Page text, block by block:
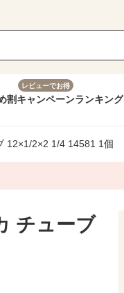
割
レビューでお得
キャンペーンランキング
12×1/2×2 1/4 14581 1個
チューブ